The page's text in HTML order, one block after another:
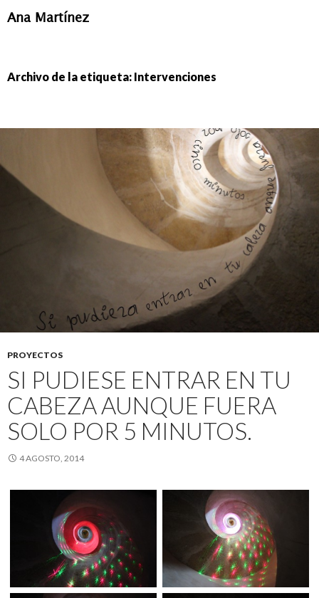
Ana Martínez
Archivo de la etiqueta: Intervenciones
PROYECTOS
SI PUDIESE ENTRAR EN TU
CABEZA AUNQUE FUERA
SOLO POR 5 MINUTOS.
4 AGOSTO, 2014